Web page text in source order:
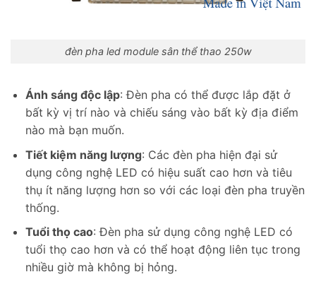
đèn pha led module sân thể thao 250w
Ánh sáng độc lập: Đèn pha có thể được lắp đặt ở
bất kỳ vị trí nào và chiếu sáng vào bất kỳ địa điểm
nào mà bạn muốn.
Tiết kiệm năng lượng: Các đèn pha hiện đại sử
dụng công nghệ LED có hiệu suất cao hơn và tiêu
thụ ít năng lượng hơn so với các loại đèn pha truyền
thống.
Tuổi thọ cao: Đèn pha sử dụng công nghệ LED có
tuổi thọ cao hơn và có thể hoạt động liên tục trong
nhiều giờ mà không bị hỏng.